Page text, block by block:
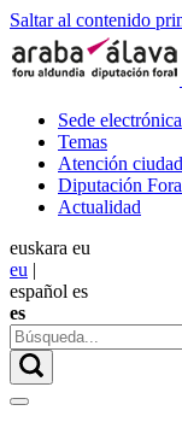
Saltar al contenido
Sede electrónica
Temas
Atención
Diputación
Actualidad
euskara eu
eu |
español es
es